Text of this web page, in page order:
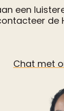
een
de
Chat met